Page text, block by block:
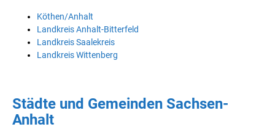
Köthen/Anhalt
Landkreis Anhalt-Bitterfeld
Landkreis Saalekreis
Landkreis Wittenberg
Städte und Gemeinden Sachsen-
Anhalt